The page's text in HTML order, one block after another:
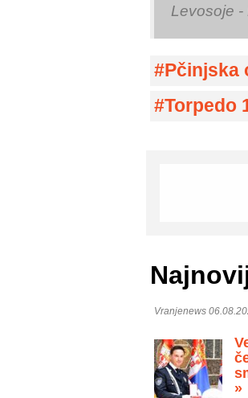
Levosoje -
Pčinjska
Torpedo
Vranjenews
»